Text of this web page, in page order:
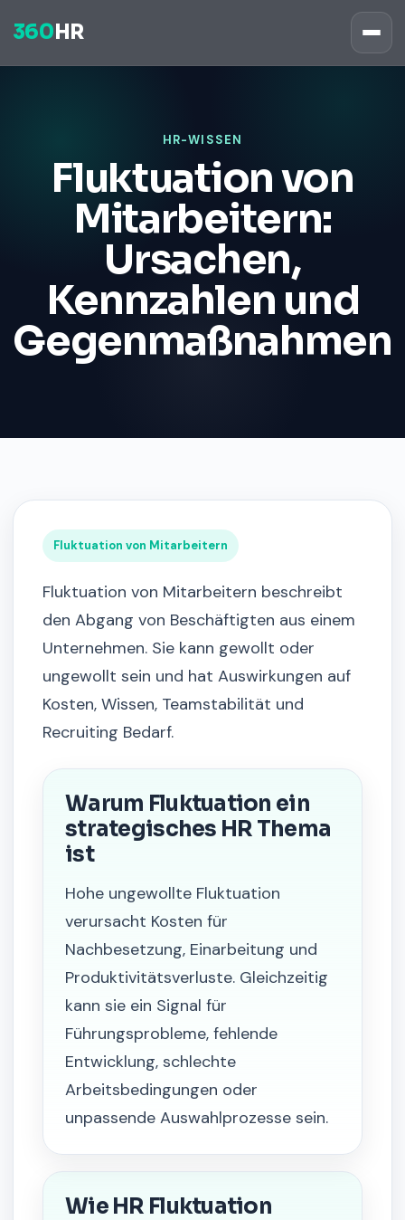
360 HR
HR-WISSEN
Fluktuation von
Mitarbeitern:
Ursachen,
Kennzahlen und
Gegenmaßnahmen
Fluktuation von Mitarbeitern
Fluktuation von Mitarbeitern beschreibt
den Abgang von Beschäftigten aus einem
Unternehmen. Sie kann gewollt oder
ungewollt sein und hat Auswirkungen auf
Kosten, Wissen, Teamstabilität und
Recruiting Bedarf.
Warum Fluktuation ein
strategisches HR Thema
ist
Hohe ungewollte Fluktuation
verursacht Kosten für
Nachbesetzung, Einarbeitung und
Produktivitätsverluste. Gleichzeitig
kann sie ein Signal für
Führungsprobleme, fehlende
Entwicklung, schlechte
Arbeitsbedingungen oder
unpassende Auswahlprozesse sein.
Wie HR Fluktuation